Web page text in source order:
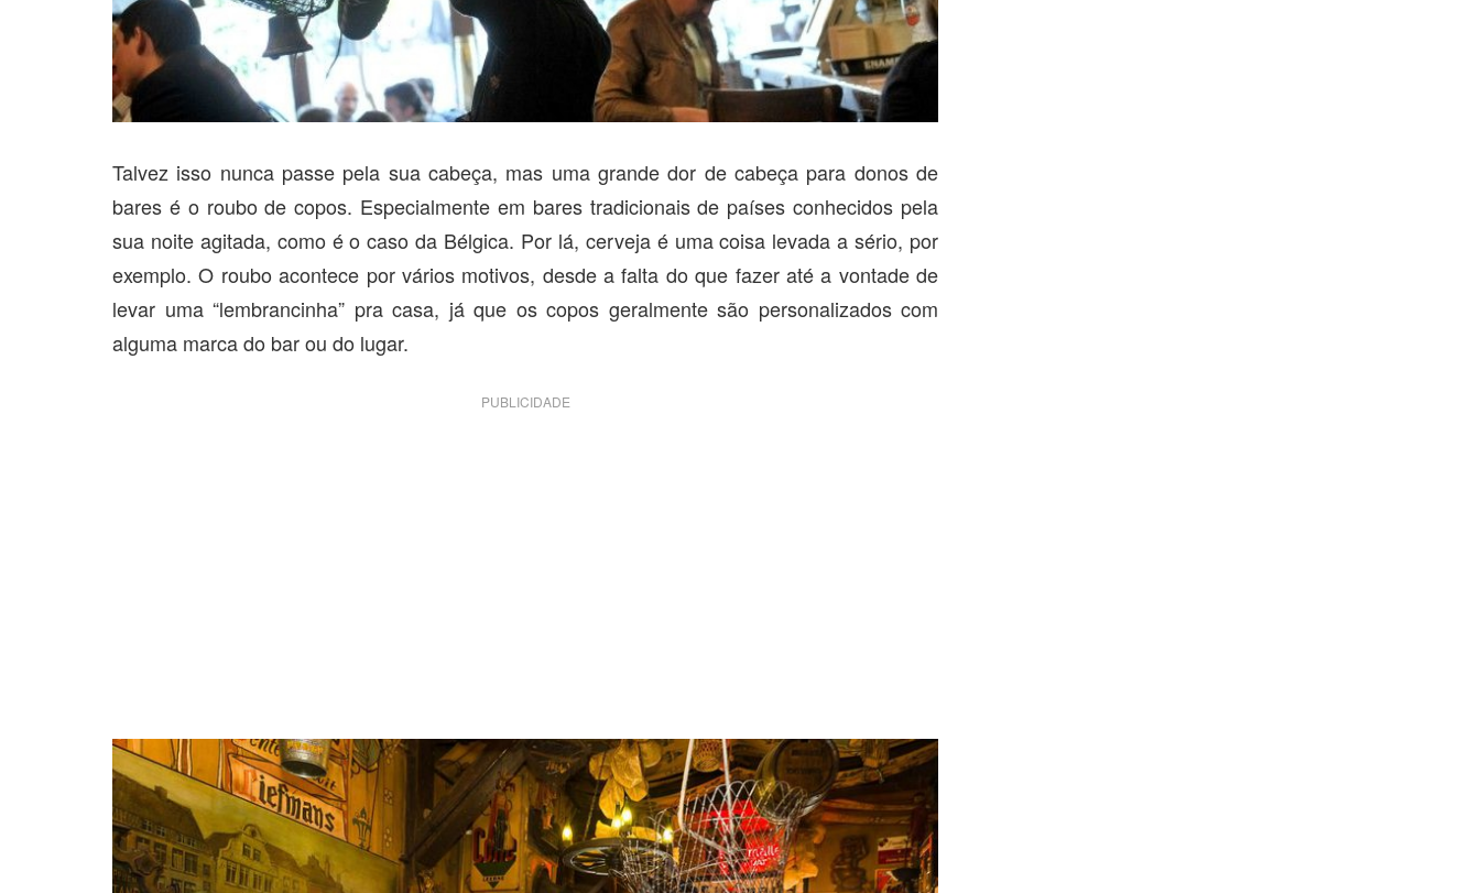
Talvez isso nunca passe pela sua cabeça, mas uma grande dor de cabeça para donos de
bares é o roubo de copos. Especialmente em bares tradicionais de países conhecidos pela
sua noite agitada, como é o caso da Bélgica. Por lá, cerveja é uma coisa levada a sério, por
exemplo. O roubo acontece por vários motivos, desde a falta do que fazer até a vontade de
levar uma “lembrancinha” pra casa, já que os copos geralmente são personalizados com
alguma marca do bar ou do lugar.
PUBLICIDADE